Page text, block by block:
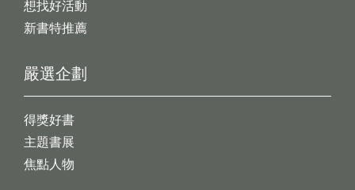
想找好活動
新書特推薦
嚴選企劃
得獎好書
主題書展
焦點人物